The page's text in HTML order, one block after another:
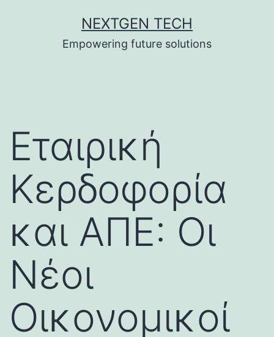
NEXTGEN TECH
Empowering future solutions
Εταιρική
Κερδοφορία
και ΑΠΕ: Οι
Νέοι
Οικονομικοί